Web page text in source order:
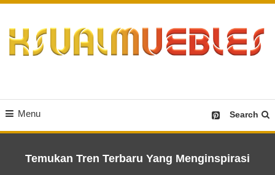
Content
Menu Search
Temukan Tren Terbaru Yang Menginspirasi